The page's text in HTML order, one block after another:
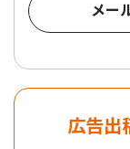
メー
広告出